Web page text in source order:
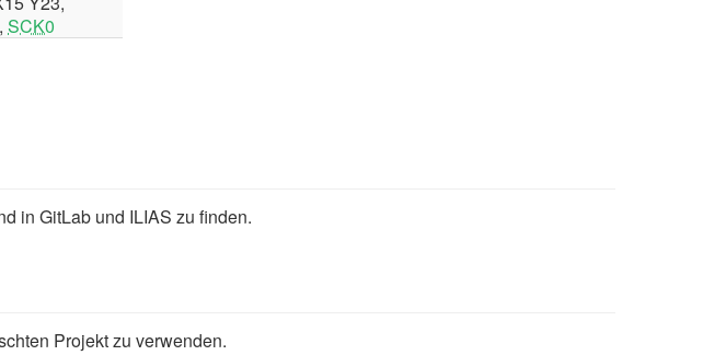
, SCK0
in GitLab und ILIAS zu finden.
Projekt zu verwenden.